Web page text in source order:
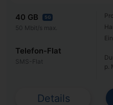
40 GB 5G
50 Mbit/s max.
Telefon-Flat
SMS-Flat
p.
Details